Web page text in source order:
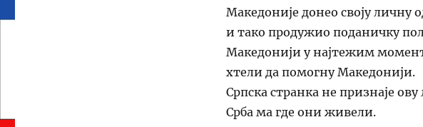
Македоније донео своју личну
и тако продужио поданичку
Македонији у најтежим
хтели да помогну Македонији.
Српска странка не признаје
Срба ма где они живели.